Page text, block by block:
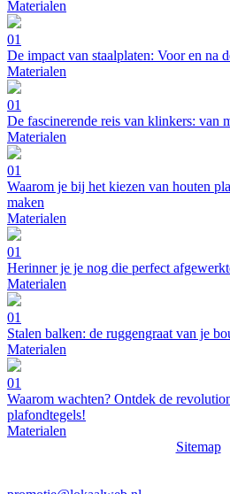
Materialen
01
De impact van staalplaten: Voor en na
Materialen
01
De fascinerende reis van klinkers: van
Materialen
01
Waarom je bij het kiezen van houten
maken
Materialen
01
Herinner je je nog die perfect
Materialen
01
Stalen balken: de ruggengraat van je
Materialen
01
Waarom wachten? Ontdek de
plafondtegels!
Materialen
Sitemap